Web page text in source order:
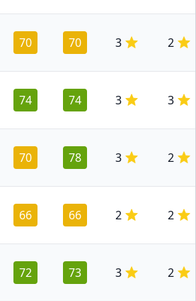
70 70 3 2
74 74 3 3
70 78 3 2
66 66 2 2
72 73 3 2